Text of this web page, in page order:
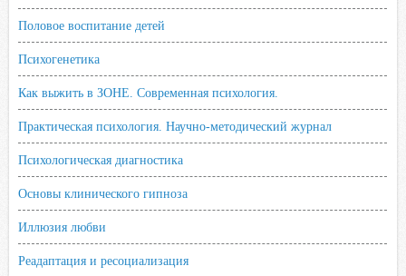
Половое воспитание детей
Психогенетика
Как выжить в ЗОНЕ. Современная психология.
Практическая психология. Научно-методический журнал
Психологическая диагностика
Основы клинического гипноза
Иллюзия любви
Реадаптация и ресоциализация